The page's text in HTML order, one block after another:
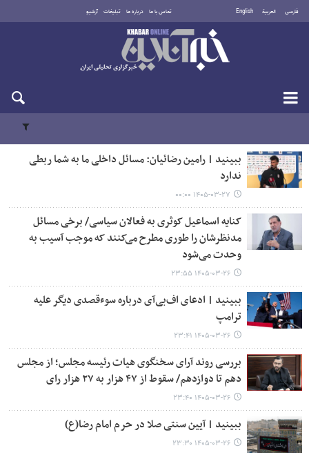
فارسی العربية English تماس با ما درباره ما تبلیغات آرشیو
جمعه ۱۶ مرداد ۱۴۰۵
ببینید | رامین رضائیان: مسائل داخلی ما به شما ربطی
ندارد
۱۴۰۵-۰۳-۲۷ ۰۰:۰۰
کنایه اسماعیل کوثری به فعالان سیاسی/ برخی مسائل
مدنظرشان را طوری مطرح می‌کنند که موجب آسیب به
وحدت می‌شود
۱۴۰۵-۰۳-۲۶ ۲۳:۵۵
ببینید | ادعای اف‌بی‌آی درباره سوءقصدی دیگر علیه
ترامپ
۱۴۰۵-۰۳-۲۶ ۲۳:۴۱
بررسی روند آرای سخنگوی هیات رئیسه مجلس؛ از مجلس
دهم تا دوازدهم/ سقوط از ۴۷ هزار به ۲۷ هزار رای
۱۴۰۵-۰۳-۲۶ ۲۳:۴۰
ببینید | آیین سنتی صلا در حرم امام رضا(ع)
۱۴۰۵-۰۳-۲۶ ۲۳:۳۰